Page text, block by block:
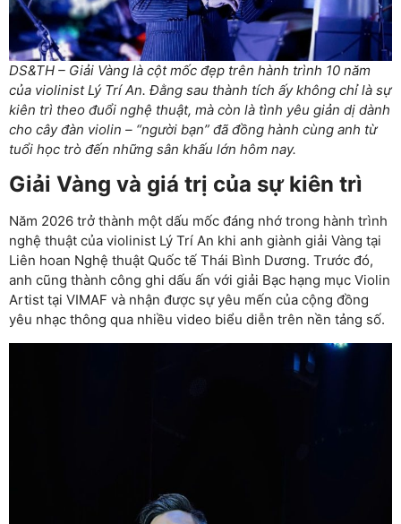
DS&TH – Giải Vàng là cột mốc đẹp trên hành trình 10 năm
của violinist Lý Trí An. Đằng sau thành tích ấy không chỉ là sự
kiên trì theo đuổi nghệ thuật, mà còn là tình yêu giản dị dành
cho cây đàn violin – “người bạn” đã đồng hành cùng anh từ
tuổi học trò đến những sân khấu lớn hôm nay.
Giải Vàng và giá trị của sự kiên trì
Năm 2026 trở thành một dấu mốc đáng nhớ trong hành trình
nghệ thuật của violinist Lý Trí An khi anh giành giải Vàng tại
Liên hoan Nghệ thuật Quốc tế Thái Bình Dương. Trước đó,
anh cũng thành công ghi dấu ấn với giải Bạc hạng mục Violin
Artist tại VIMAF và nhận được sự yêu mến của cộng đồng
yêu nhạc thông qua nhiều video biểu diễn trên nền tảng số.